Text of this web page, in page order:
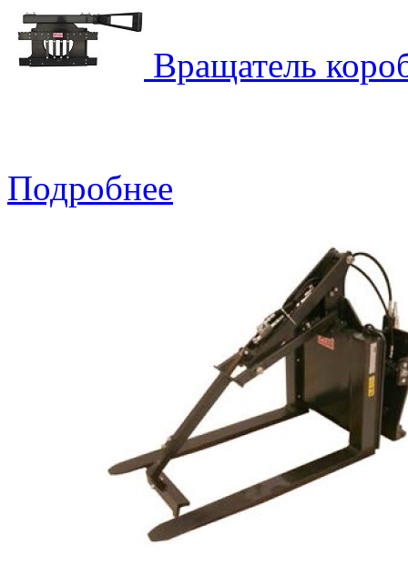
Вращатель
Подробнее